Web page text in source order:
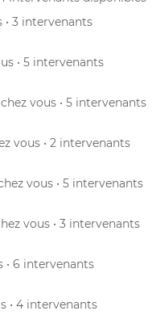
• 3 intervenants
• 5 intervenants
chez vous • 5 intervenants
vous • 2 intervenants
vous • 5 intervenants
vous • 3 intervenants
• 6 intervenants
• 4 intervenants